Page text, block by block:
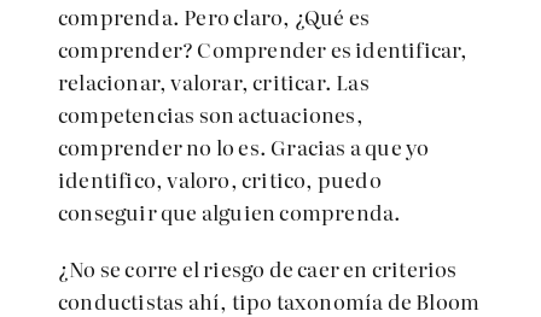
comprenda. Pero claro, ¿Qué es
comprender? Comprender es identificar,
relacionar, valorar, criticar. Las
competencias son actuaciones,
comprender no lo es. Gracias a que yo
identifico, valoro, critico, puedo
conseguir que alguien comprenda.
¿No se corre el riesgo de caer en criterios
conductistas ahí, tipo taxonomía de Bloom